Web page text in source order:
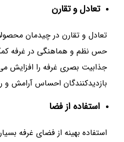
تعادل و تقارن
تعادل و تقارن در چیدمان
حس نظم و هماهنگی در غرفه کمک
جذابیت بصری غرفه را افزایش
بازدیدکنندگان احساس آرامش
استفاده از فضا
استفاده بهینه از فضای غرفه